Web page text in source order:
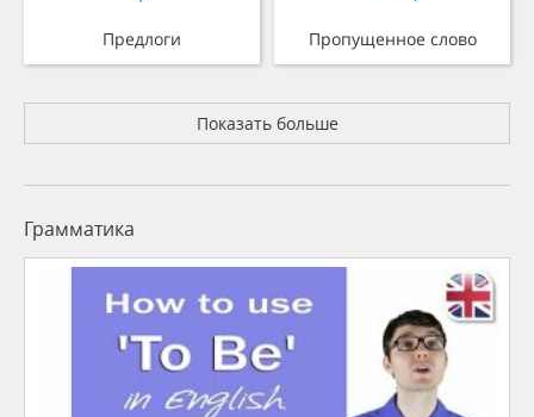
Предлоги Пропущенное слово
Показать больше
Грамматика